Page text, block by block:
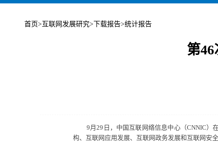
首页>互联网发展研究> 下载报告>统计报告
第
9月29 日，中国互联网络信息中心（CNNIC）
构、互联网应用发展、互联网政务发展和互联网安